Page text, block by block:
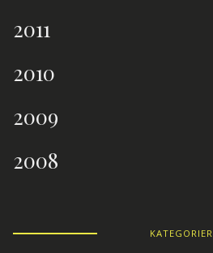
2011
2010
2009
2008
KATEGORIER